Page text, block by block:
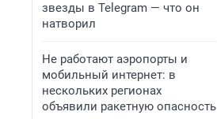
звезды в Telegram — что он
натворил
Не работают аэропорты и
мобильный интернет: в
нескольких регионах
объявили ракетную опасность